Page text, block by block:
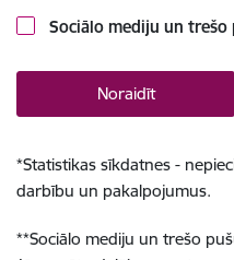
Sociālo mediju un trešo
Noraidīt
*Statistikas sīkdatnes -
darbību un pakalpojumus.
**Sociālo mediju un trešo